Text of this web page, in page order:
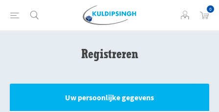
0
Registreren
Uw persoonlijke gegevens